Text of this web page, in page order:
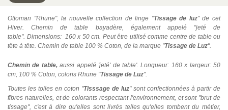
Ottoman "Rhune", la nouvelle collection de linge "Tissage de luz" de cet
Hiver.Chemin de table bayadère, également appelé "jeté de
table". Dimensions: 160 x 50 cm. Peut être utilisé comme centre de table ou
tête à tête. Chemin de table 100 % Coton, de la marque "Tissage de Luz".
Chemin de table,aussi appelé 'jeté' de table'. Longueur: 160 x largeur: 50
cm, 100 % Coton, coloris Rhune "Tissage de Luz".
Toutes les toiles en coton "Tisssage de luz" sont confectionnées à partir de
fibres naturelles, et de colorants respectant l'environnement, et sont "brut de
tissage", c'est à dire qu'elles sont livrés telles qu'elles tombent du métier,